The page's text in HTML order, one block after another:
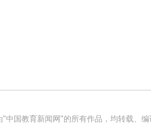
"中国教育新闻网"的所有作品，均转载、